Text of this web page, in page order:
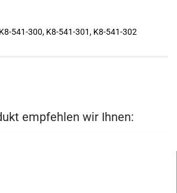
541-300, K8-541-301, K8-541-302
empfehlen wir Ihnen: